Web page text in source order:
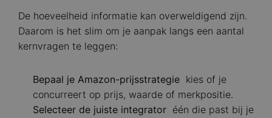
De hoeveelheid informatie kan overweldigend zijn.
Daarom is het slim om je aanpak langs een aantal
kernvragen te leggen:
Bepaal je Amazon-prijsstrategie kies of je
concurreert op prijs, waarde of merkpositie.
Selecteer de juiste integrator één die past bij je